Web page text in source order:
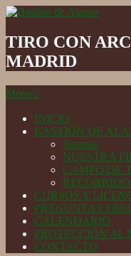
Skip
content
de
Alanos
TIRO CON
MADRID
Secondary
Menu
Menu
INICIO
BASTIÓN DE
Normas
NUESTRA
CAMPO DE
CURSOS Y
PREGUNTAS
CALENDARIO
PROTECCIÓN AL
CONTACTO